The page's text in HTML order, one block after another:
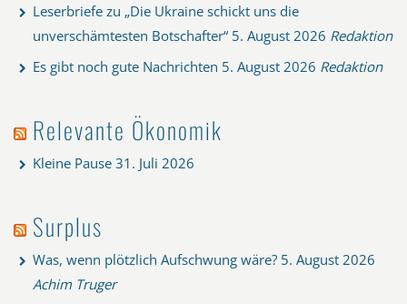
Leserbriefe zu „Die Ukraine schickt uns die
unverschämtesten Botschafter“ 5. August 2026 Redaktion
Es gibt noch gute Nachrichten 5. August 2026 Redaktion
Relevante Ökonomik
Kleine Pause 31. Juli 2026
Surplus
Was, wenn plötzlich Aufschwung wäre? 5. August 2026
Achim Truger